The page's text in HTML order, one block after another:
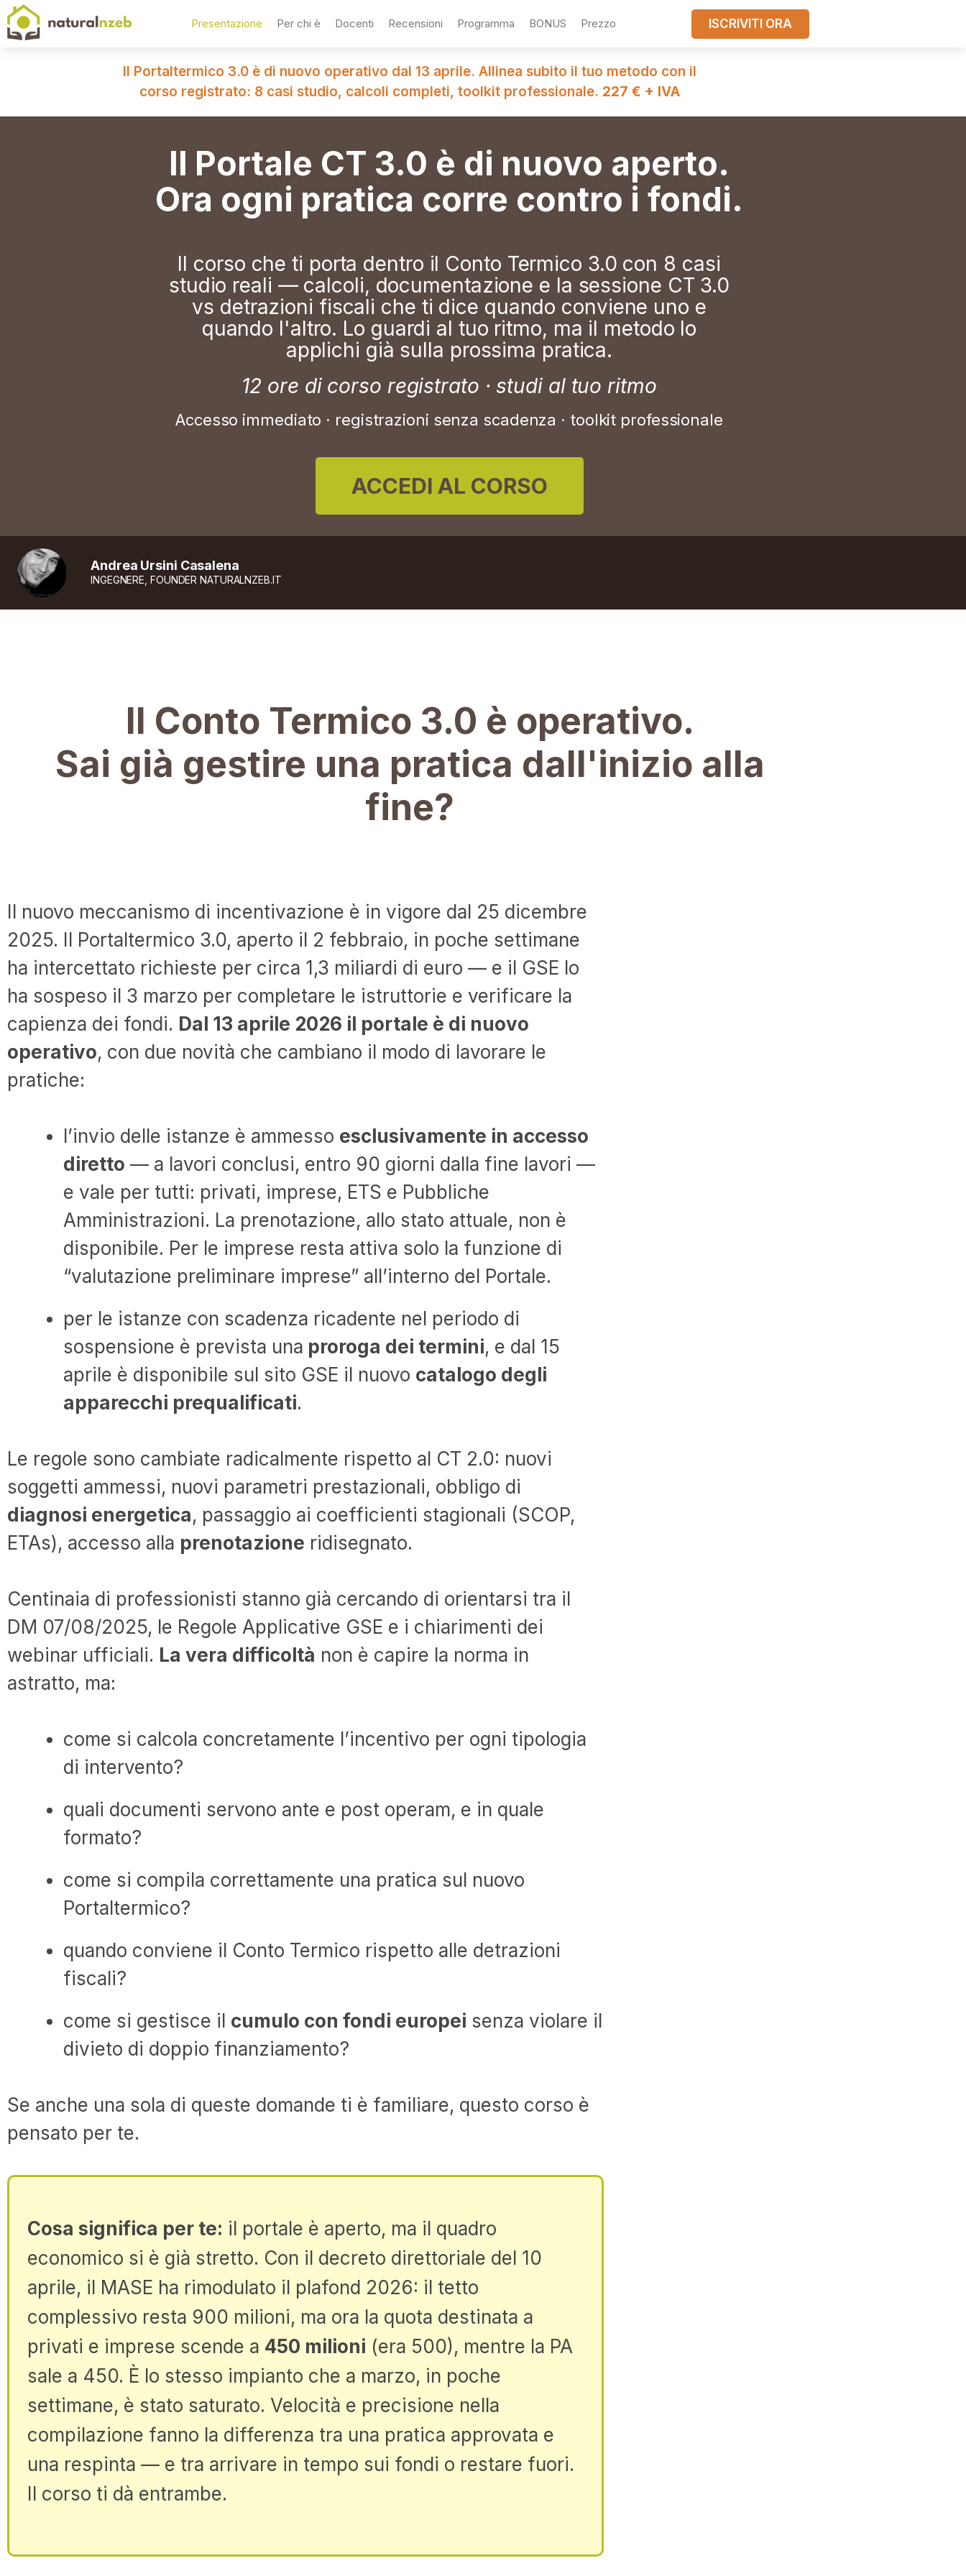
Presentazione Per chi è Docenti Recensioni Programma BONUS Prezzo ISCRIVITI ORA
Il Portaltermico 3.0 è di nuovo operativo dal 13 aprile. Allinea subito il tuo metodo con il
corso registrato: 8 casi studio, calcoli completi, toolkit professionale. 227 € + IVA
Il Portale CT 3.0 è di nuovo aperto.
Ora ogni pratica corre contro i fondi.
Il corso che ti porta dentro il Conto Termico 3.0 con 8 casi
studio reali — calcoli, documentazione e la sessione CT 3.0
vs detrazioni fiscali che ti dice quando conviene uno e
quando l'altro. Lo guardi al tuo ritmo, ma il metodo lo
applichi già sulla prossima pratica.
12 ore di corso registrato · studi al tuo ritmo
Accesso immediato · registrazioni senza scadenza · toolkit professionale
ACCEDI AL CORSO
Andrea Ursini Casalena
INGEGNERE, FOUNDER NATURALNZEB.IT
Il Conto Termico 3.0 è operativo.
Sai già gestire una pratica dall'inizio alla
fine?
Il nuovo meccanismo di incentivazione è in vigore dal 25 dicembre
2025. Il Portaltermico 3.0, aperto il 2 febbraio, in poche settimane
ha intercettato richieste per circa 1,3 miliardi di euro — e il GSE lo
ha sospeso il 3 marzo per completare le istruttorie e verificare la
capienza dei fondi. Dal 13 aprile 2026 il portale è di nuovo
operativo, con due novità che cambiano il modo di lavorare le
pratiche:
l’invio delle istanze è ammesso esclusivamente in accesso
diretto — a lavori conclusi, entro 90 giorni dalla fine lavori —
e vale per tutti: privati, imprese, ETS e Pubbliche
Amministrazioni. La prenotazione, allo stato attuale, non è
disponibile. Per le imprese resta attiva solo la funzione di
“valutazione preliminare imprese” all’interno del Portale.
per le istanze con scadenza ricadente nel periodo di
sospensione è prevista una proroga dei termini, e dal 15
aprile è disponibile sul sito GSE il nuovo catalogo degli
apparecchi prequalificati.
Le regole sono cambiate radicalmente rispetto al CT 2.0: nuovi
soggetti ammessi, nuovi parametri prestazionali, obbligo di
diagnosi energetica, passaggio ai coefficienti stagionali (SCOP,
ETAs), accesso alla prenotazione ridisegnato.
Centinaia di professionisti stanno già cercando di orientarsi tra il
DM 07/08/2025, le Regole Applicative GSE e i chiarimenti dei
webinar ufficiali. La vera difficoltà non è capire la norma in
astratto, ma:
come si calcola concretamente l’incentivo per ogni tipologia
di intervento?
quali documenti servono ante e post operam, e in quale
formato?
come si compila correttamente una pratica sul nuovo
Portaltermico?
quando conviene il Conto Termico rispetto alle detrazioni
fiscali?
come si gestisce il cumulo con fondi europei senza violare il
divieto di doppio finanziamento?
Se anche una sola di queste domande ti è familiare, questo corso è
pensato per te.
Cosa significa per te: il portale è aperto, ma il quadro
economico si è già stretto. Con il decreto direttoriale del 10
aprile, il MASE ha rimodulato il plafond 2026: il tetto
complessivo resta 900 milioni, ma ora la quota destinata a
privati e imprese scende a 450 milioni (era 500), mentre la PA
sale a 450. È lo stesso impianto che a marzo, in poche
settimane, è stato saturato. Velocità e precisione nella
compilazione fanno la differenza tra una pratica approvata e
una respinta — e tra arrivare in tempo sui fondi o restare fuori.
Il corso ti dà entrambe.